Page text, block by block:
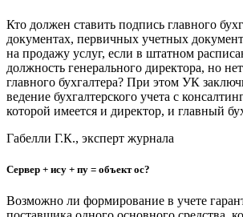
Кто должен ставить подпись главного
документах, первичных учетных
на продажу услуг, если в штатном
должность генерального директора, но
главного бухгалтера? При этом УК
ведение бухгалтерского учета с
которой имеется и директор, и главный
Габелли Г.К., эксперт журнала
Сервер + ису + пу = объект ос?
Возможно ли формирование в учете